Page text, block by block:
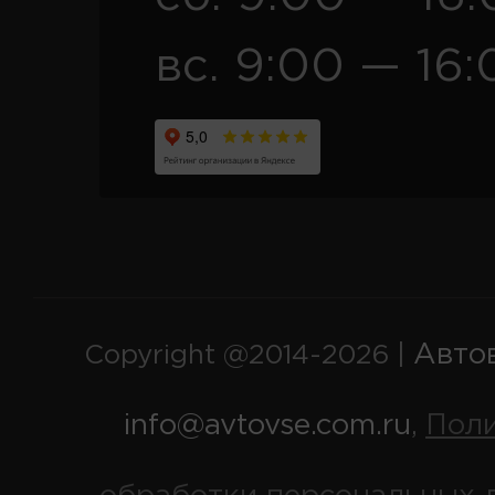
вс. 9:00 —
Copyright @2014-2026 |
info@avtovse.com.ru,